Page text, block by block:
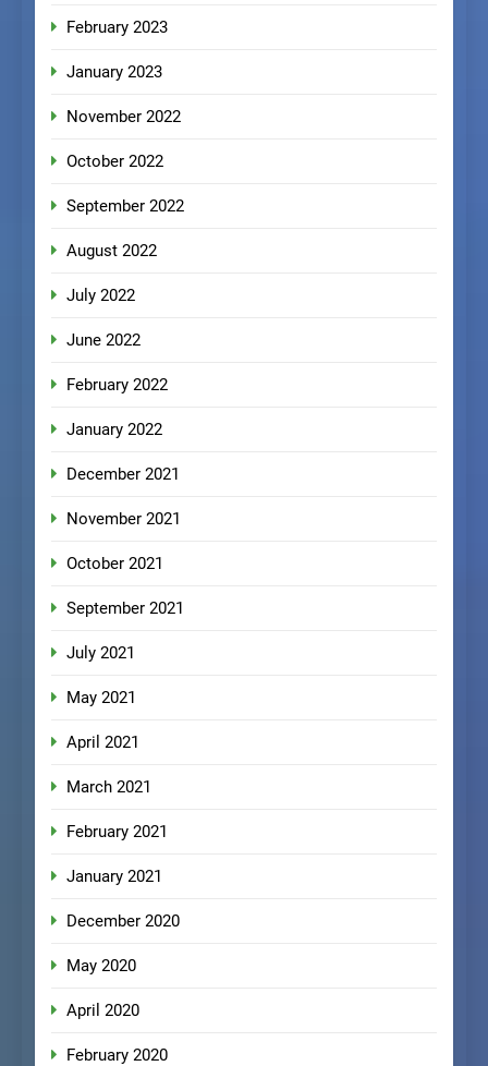
February 2023
January 2023
November 2022
October 2022
September 2022
August 2022
July 2022
June 2022
February 2022
January 2022
December 2021
November 2021
October 2021
September 2021
July 2021
May 2021
April 2021
March 2021
February 2021
January 2021
December 2020
May 2020
April 2020
February 2020